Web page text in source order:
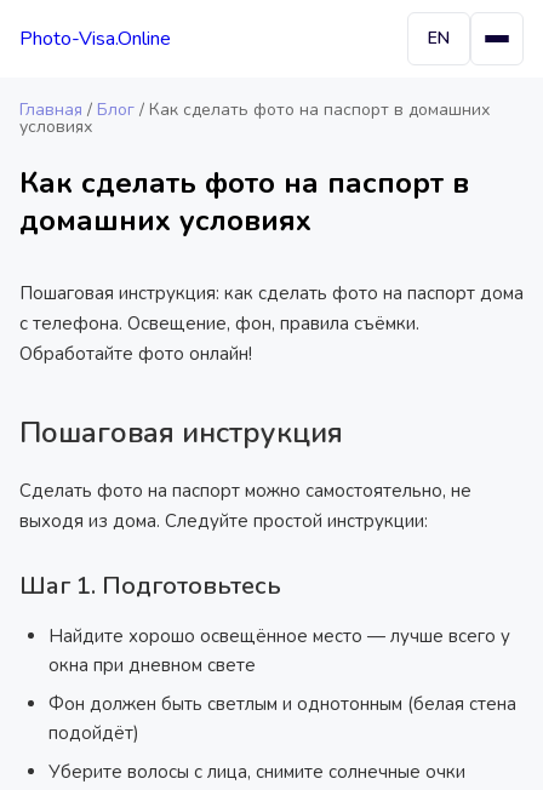
Photo-Visa.Online EN
Главная / Блог / Как сделать фото на паспорт в домашних
условиях
Как сделать фото на паспорт в
домашних условиях
Пошаговая инструкция: как сделать фото на паспорт дома
с телефона. Освещение, фон, правила съёмки.
Обработайте фото онлайн!
Пошаговая инструкция
Сделать фото на паспорт можно самостоятельно, не
выходя из дома. Следуйте простой инструкции:
Шаг 1. Подготовьтесь
Найдите хорошо освещённое место — лучше всего у
окна при дневном свете
Фон должен быть светлым и однотонным (белая стена
подойдёт)
Уберите волосы с лица, снимите солнечные очки